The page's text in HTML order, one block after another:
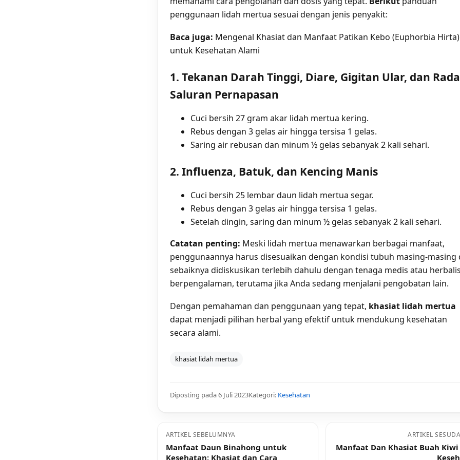
penggunaan lidah mertua sesuai dengan jenis penyakit:
Baca juga: Mengenal Khasiat dan Manfaat Patikan Kebo (Euphorbia Hirta)
untuk Kesehatan Alami
1. Tekanan Darah Tinggi, Diare, Gigitan Ular, dan
Saluran Pernapasan
Cuci bersih 27 gram akar lidah mertua kering.
Rebus dengan 3 gelas air hingga tersisa 1 gelas.
Saring air rebusan dan minum ½ gelas sebanyak 2 kali sehari.
2. Influenza, Batuk, dan Kencing Manis
Cuci bersih 25 lembar daun lidah mertua segar.
Rebus dengan 3 gelas air hingga tersisa 1 gelas.
Setelah dingin, saring dan minum ½ gelas sebanyak 2 kali sehari.
Catatan penting: Meski lidah mertua menawarkan berbagai manfaat,
penggunaannya harus disesuaikan dengan kondisi tubuh masing-masing
sebaiknya didiskusikan terlebih dahulu dengan tenaga medis atau
berpengalaman, terutama jika Anda sedang menjalani pengobatan lain.
Dengan pemahaman dan penggunaan yang tepat, khasiat lidah mertua
dapat menjadi pilihan herbal yang efektif untuk mendukung kesehatan
secara alami.
khasiat lidah mertua
Diposting pada 6 Juli 2023Kategori: Kesehatan
ARTIKEL SEBELUMNYA
Manfaat Daun Binahong untuk
Kesehatan: Khasiat dan Cara
ARTIKEL
Manfaat Dan Khasiat Buah